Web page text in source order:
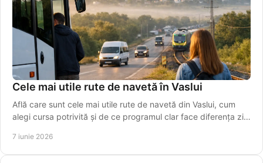
Cele mai utile rute de navetă în Vaslui
Află care sunt cele mai utile rute de navetă din Vaslui, cum
alegi cursa potrivită și de ce programul clar face diferența zi
7 iunie 2026